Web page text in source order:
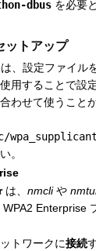
dbus を必要
ットアップ
は、設定ファイル
用することで設
わせて使うこと
。
は、nmcliや
Enterprise
トワークに接続